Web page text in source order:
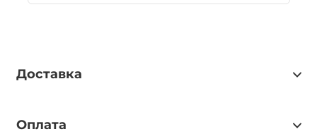
Доставка
Оплата